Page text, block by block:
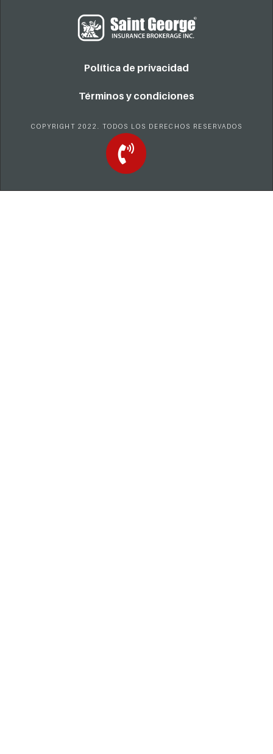
Política de privacidad
Términos y condiciones
COPYRIGHT 2022. TODOS LOS DERECHOS RESERVADOS